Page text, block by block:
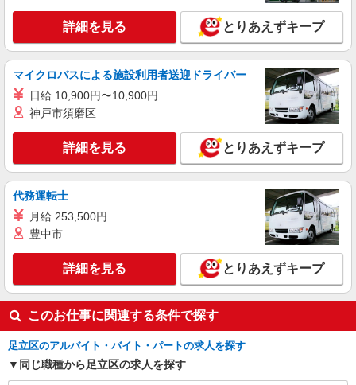
詳細を見る とりあえずキープ
マイクロバスによる施設利用者送迎ドライバー
日給 10,900円〜10,900円
神戸市須磨区
詳細を見る とりあえずキープ
代務運転士
月給 253,500円
豊中市
詳細を見る とりあえずキープ
このお仕事に関連する条件で探す
足立区のアルバイト・バイト・パートの求人を探す
同じ職種から足立区の求人を探す